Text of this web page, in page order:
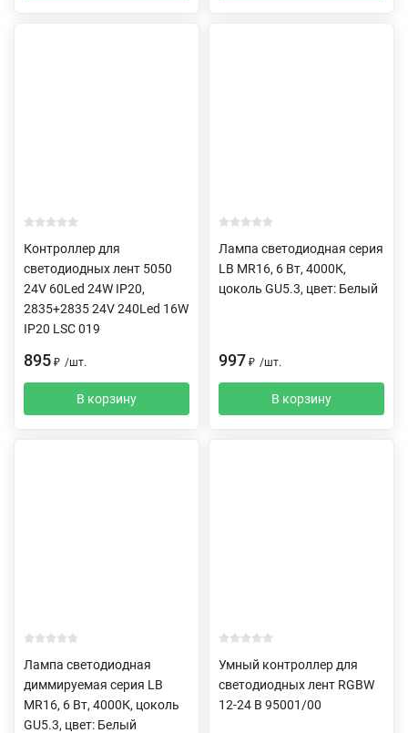
Контроллер для
светодиодных лент 5050
24V 60Led 24W IP20,
2835+2835 24V 240Led 16W
IP20 LSC 019
895 ₽ /шт.
В корзину
Лампа светодиодная серия
LB MR16, 6 Вт, 4000К,
цоколь GU5.3, цвет: Белый
997 ₽ /шт.
В корзину
Лампа светодиодная
диммируемая серия LB
MR16, 6 Вт, 4000К, цоколь
GU5.3, цвет: Белый
Умный контроллер для
светодиодных лент RGBW
12-24 В 95001/00